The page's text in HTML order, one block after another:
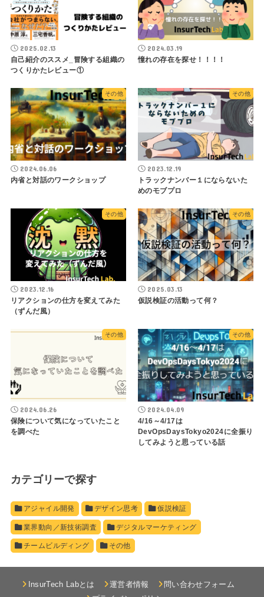
2025.02.13
自己紹介のススメ_冒険する組織の
つくりかたレビュー①
2024.03.19
憧れの存在を探せ！！！！
その他
2024.06.06
内省と対話のワークショップ
その他
2023.12.19
トラックナンバー１にならないた
めのモブプロ
その他
2023.12.16
リアクションの仕方を変えてみた
（ずんだ風）
その他
2025.03.13
仮説検証の活動って何？
その他
2024.06.26
保険について気になっていたこと
を調べた
その他
2024.04.09
4/16～4/17は
DevOpsDaysTokyo2024に全振り
してみようと思っている話
カテゴリーで探す
アジャイル開発 デザイン思考 仮説検証
業界動向／新技術調査 デジタルマーケティング
チームビルディング その他
InsurTech Labとは 運営者情報
問い合わせフォーム